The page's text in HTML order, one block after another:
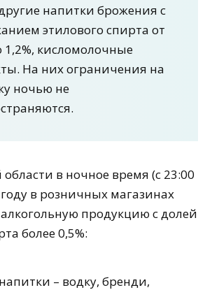
напитки брожения с
этилового спирта от
1,2%, кисломолочные
На них ограничения на
ночью не
в ночное время (с 23:00
в розничных магазинах
продукцию с долей
более 0,5%:
– водку, бренди,